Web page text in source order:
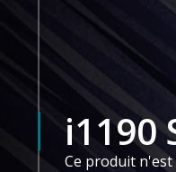
i1190
Ce produit